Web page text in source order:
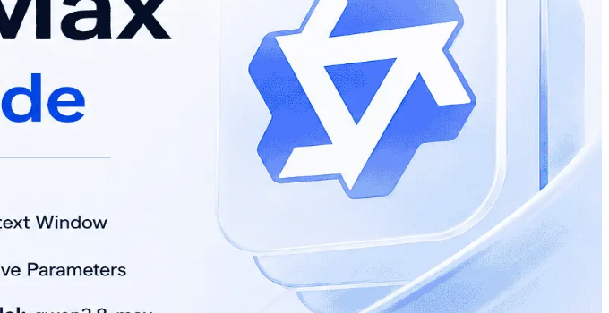
ค็นที่โมเดลใช้ในการ - อธิบายสคีมาของเครื่องมือในพรอมป์ต์ (อินพุต) - ขอเรียกใช้เครื่องมือ
นพุตรอบถัดไป) ทั้งหมดนับเป็นโทเค็นอินพุต/เอาต์พุตตามเรตราคา $2/M และ $6/M - ต้นทุน
ณเฉพาะทาง) ค่าบริการส่วนนั้นคิดต่างหากตามผู้ให้บริการนั้น ไม่เกี่ยวกับค่าโมเดล -
จะมีเรตราคาเฉพาะของบริการนั้น แยกจากค่า LLM ตรวจสอบราคาในเอกสารของผู้ให้
1,000 out tokens: - อินพุต: 0.001M × $2 = $0.002 - เอาต์พุต: 0.001M × $6 = $0.006 - รวม
- เอาต์พุต: 0.0015M × $6 = $0.009 - รวม ≈ $0.029 ต่อคำขอ - งานแบตช์ 100 คำขอ × (500
= $0.0028 - รวม 100 คำขอ ≈ $0.28 - อิมแพ็กต์ของแคช (ตัวอย่างแนวคิด): - สมมติมี system
$2 × 100 = $1.60 เฉพาะพรีฟิกซ์ - หากผู้ให้บริการคิดค่า cache hit ในอัตราที่ถูกลง (เช่น x%
าจริงขึ้นกับนโยบายแคชของแพลตฟอร์มที่ใช้ ขีดจำกัดและแนวปฏิบัติ - ขนาดบริบท (context
เพื่อคุมต้นทุน และแบ่งงานยาวเป็นชิ้นๆ - อัตราการเรียกใช้งาน (RPM/TPM/QPS) และการ
ภาพ/เอกสารต่อคำขอ: มีเพดานทั้งด้านจำนวนและขนาด - การสตรีม: เปิดใช้สตรีมมิ่งเอาต์พุต
จาก Qwen 3.7 ไป Qwen 3.8 - ความเข้ากันได้ของ API/รุ่น: - เปลี่ยนชื่อรุ่นเป็นรุ่น 3.8 ที่
top_p, penalties) - การเรียกใช้เครื่องมือ: - รักษาโครงสคีมาและชื่อฟังก์ชันให้
น ทำให้โทเค็นเพิ่ม - JSON/รูปแบบผลลัพธ์: - หากผู้ให้บริการรองรับโหมดผลลัพธ์แบบบังคับรูป